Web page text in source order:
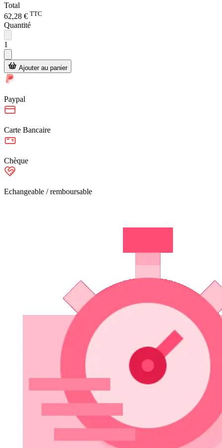
Total
62,28 € TTC
Quantité
1
Ajouter au panier
Paypal
Carte Bancaire
Chèque
Echangeable / remboursable